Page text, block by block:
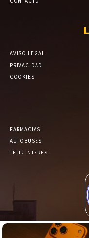
AVISO LEGAL
PRIVACIDAD
COOKIES
FARMACIAS
AUTOBUSES
TELF. INTERES
El Periódico de Yecla